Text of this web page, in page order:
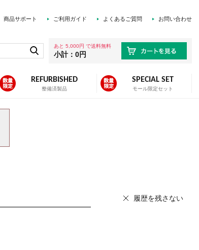
商品サポート ご利用ガイド よくあるご質問 お問い合わせ
あと 5,000円 で送料無料
小計：0円
REFURBISHED
整備済製品
SPECIAL SET
モール限定セット
履歴を残さない